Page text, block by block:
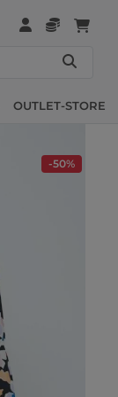
OUTLET-STORE
-50%